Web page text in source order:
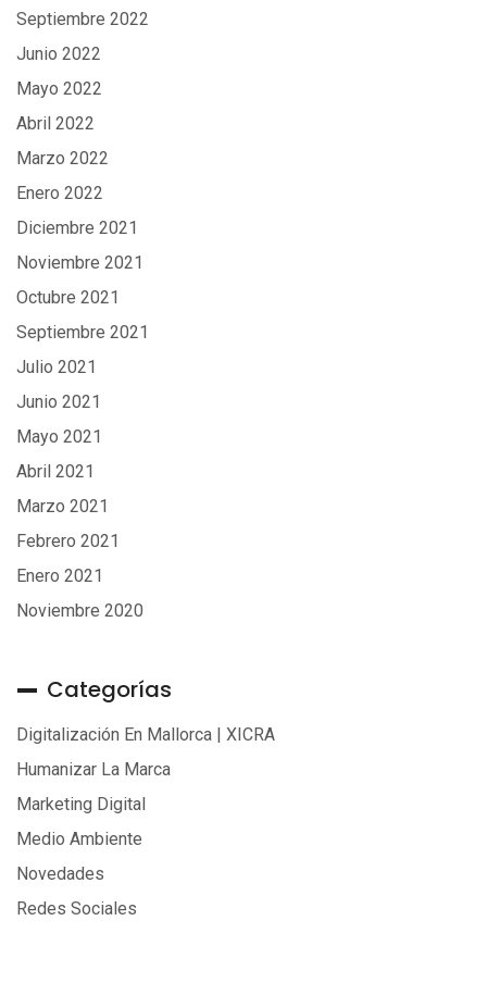
Septiembre 2022
Junio 2022
Mayo 2022
Abril 2022
Marzo 2022
Enero 2022
Diciembre 2021
Noviembre 2021
Octubre 2021
Septiembre 2021
Julio 2021
Junio 2021
Mayo 2021
Abril 2021
Marzo 2021
Febrero 2021
Enero 2021
Noviembre 2020
Categorías
Digitalización En Mallorca | XICRA
Humanizar La Marca
Marketing Digital
Medio Ambiente
Novedades
Redes Sociales